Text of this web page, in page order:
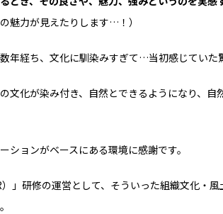
魅力が見えたりします…！）
年経ち、 文化に馴染みすぎて…当初感じていた
文化が染み付き、 自然とできるようになり、 自
ションがベースにある環境に感謝です。
」研修の運営として、 そういった組織文化・風